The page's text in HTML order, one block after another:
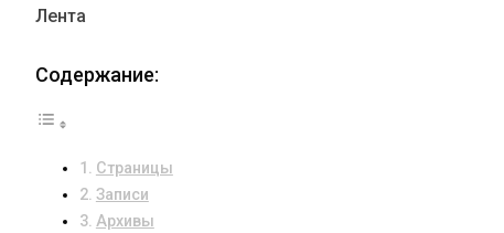
Лента
Содержание:
Страницы
Записи
Архивы